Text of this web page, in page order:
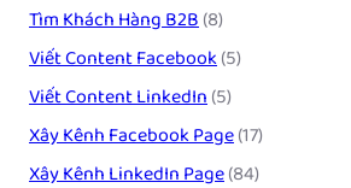
Tìm Khách Hàng B2B(8)
Viết Content Facebook(5)
Viết Content LinkedIn(5)
Xây Kênh Facebook Page(17)
Xây Kênh LinkedIn Page(84)